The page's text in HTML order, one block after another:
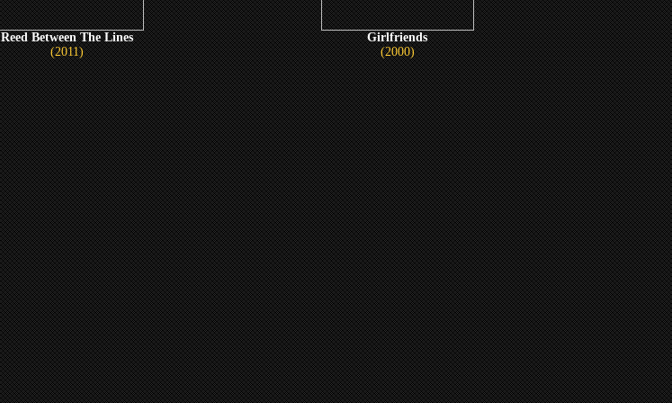
Reed Between The Lines
(2011)
Girlfriends
(2000)